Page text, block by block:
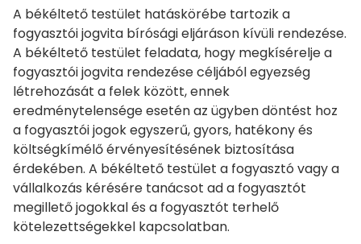
A békéltető testület hatáskörébe tartozik a
fogyasztói jogvita bírósági eljáráson kívüli rendezése.
A békéltető testület feladata, hogy megkísérelje a
fogyasztói jogvita rendezése céljából egyezség
létrehozását a felek között, ennek
eredménytelensége esetén az ügyben döntést hoz
a fogyasztói jogok egyszerű, gyors, hatékony és
költségkímélő érvényesítésének biztosítása
érdekében. A békéltető testület a fogyasztó vagy a
vállalkozás kérésére tanácsot ad a fogyasztót
megillető jogokkal és a fogyasztót terhelő
kötelezettségekkel kapcsolatban.